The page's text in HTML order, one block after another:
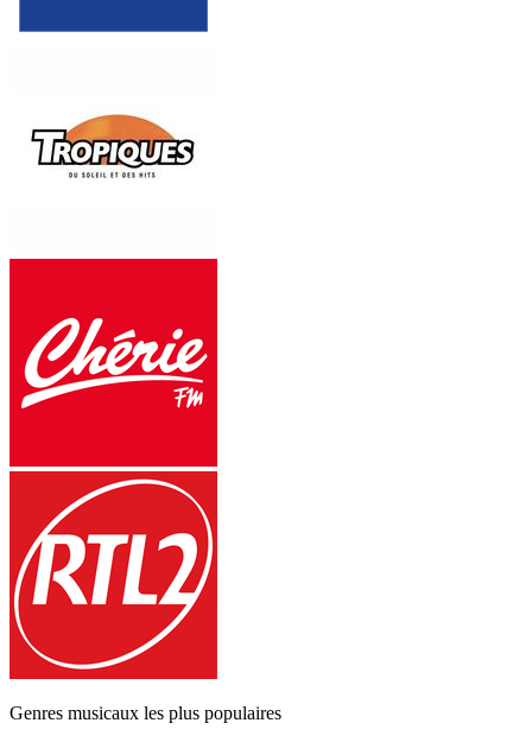
Genres musicaux les plus populaires